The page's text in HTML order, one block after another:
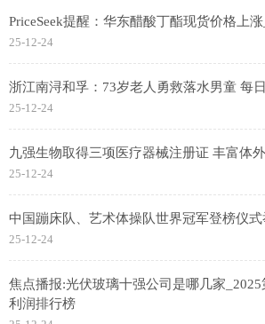
PriceSeek提醒：华东醋酸丁酯现货价格上
25-12-24
浙江南浔和孚：73岁老人勇救落水男童 每
25-12-24
九强生物取得三项医疗器械注册证 丰富体
25-12-24
中国蹦床队、艺术体操队世界冠军登榜仪
25-12-24
焦点播报:光伏玻璃十强公司是哪几家
利润排行榜